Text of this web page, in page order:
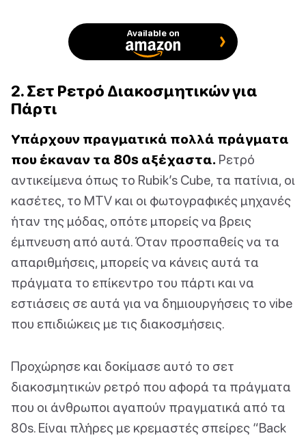
Available on
2. Σετ Ρετρό Διακοσμητικών για
Πάρτι
Υπάρχουν πραγματικά πολλά πράγματα
που έκαναν τα 80s αξέχαστα. Ρετρό
αντικείμενα όπως το Rubik’s Cube, τα πατίνια, οι
κασέτες, το MTV και οι φωτογραφικές μηχανές
ήταν της μόδας, οπότε μπορείς να βρεις
έμπνευση από αυτά. Όταν προσπαθείς να τα
απαριθμήσεις, μπορείς να κάνεις αυτά τα
πράγματα το επίκεντρο του πάρτι και να
εστιάσεις σε αυτά για να δημιουργήσεις το vibe
που επιδιώκεις με τις διακοσμήσεις.
Προχώρησε και δοκίμασε αυτό το σετ
διακοσμητικών ρετρό που αφορά τα πράγματα
που οι άνθρωποι αγαπούν πραγματικά από τα
80s. Είναι πλήρες με κρεμαστές σπείρες “Back